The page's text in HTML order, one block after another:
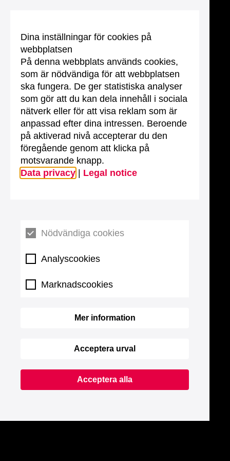
Dina inställningar för cookies på
webbplatsen
På denna webbplats används cookies,
som är nödvändiga för att webbplatsen
ska fungera. De ger statistiska analyser
som gör att du kan dela innehåll i sociala
nätverk eller för att visa reklam som är
anpassad efter dina intressen. Beroende
på aktiverad nivå accepterar du den
föregående genom att klicka på
motsvarande knapp.
Data privacy
Legal notice
Nödvändiga cookies
Analyscookies
Marknadscookies
Mer information
Acceptera urval
Acceptera alla